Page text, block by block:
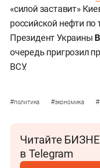
«силой заставит»
российской нефти
Президент Украины
очередь пригрозил
ВСУ.
#политика #экономика #
Читайте
в Telegram